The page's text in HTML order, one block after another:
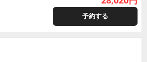
予約する